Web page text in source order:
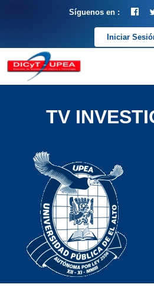
Síguenos en :
Iniciar
TV